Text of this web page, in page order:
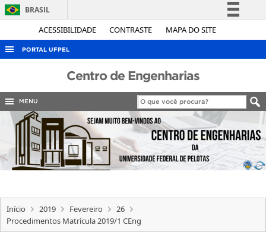
ACESSIBILIDADE CONTRASTE MAPA DO SITE
BRASIL
Simplifique!
Acesso à informação
Legislação
Canais
PORTAL UFPEL
COBALTO
CONCURSOS
EDITAIS
INTERNACIONAL
PORTARIAS
TELEFONES
Centro de Engenharias
MENU
Início 2019 Fevereiro
26
Procedimentos Matrícula 2019/1 CEng